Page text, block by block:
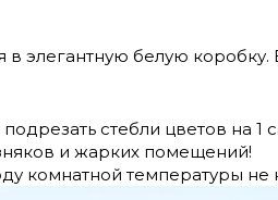
элегантную белую коробку.
стебли цветов на 1
и жарких помещений!
комнатной температуры не